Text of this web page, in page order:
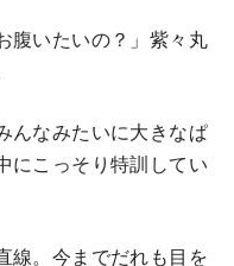
腹いたいの？」紫々丸
んなみたいに大きなぱ
にこっそり特訓してい
線。今までだれも目を